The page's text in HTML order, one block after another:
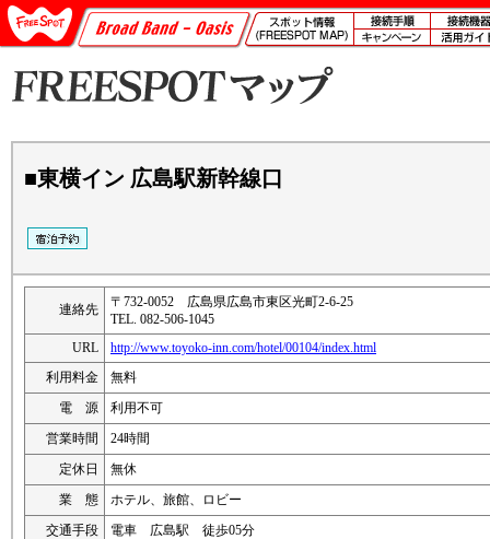
■東横イン 広島駅新幹線口
連絡先
〒732-0052 広島県広島市東区光町2-6-25
TEL. 082-506-1045
URL
http://www.toyoko-inn.com/hotel/00104/index.html
利用料金
無料
電 源
利用不可
営業時間
24時間
定休日
無休
業 態
ホテル、旅館、ロビー
交通手段
電車 広島駅 徒歩05分